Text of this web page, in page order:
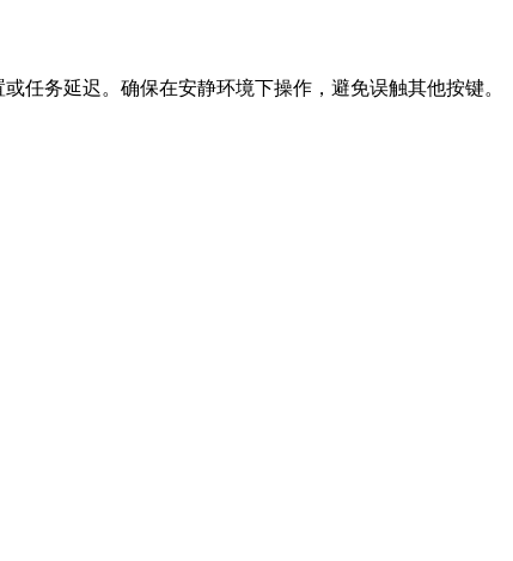
任务延迟。确保在安静环境下操作，避免误触其他按键。